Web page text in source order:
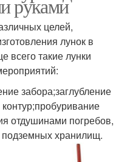
руками
целей,
лунок в
всего такие лунки
забора;заглубление
отдушинами погребов,
подземных хранилищ.